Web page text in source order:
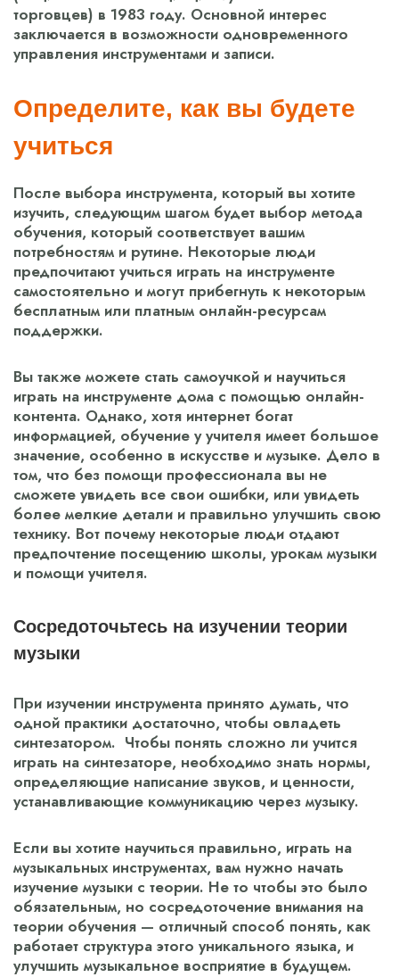
торговцев) в 1983 году. Основной интерес
заключается в возможности одновременного
управления инструментами и записи.
Определите, как вы будете
учиться
После выбора инструмента, который вы хотите
изучить, следующим шагом будет выбор метода
обучения, который соответствует вашим
потребностям и рутине. Некоторые люди
предпочитают учиться играть на инструменте
самостоятельно и могут прибегнуть к некоторым
бесплатным или платным онлайн-ресурсам
поддержки.
Вы также можете стать самоучкой и научиться
играть на инструменте дома с помощью онлайн-
контента. Однако, хотя интернет богат
информацией, обучение у учителя имеет большое
значение, особенно в искусстве и музыке. Дело в
том, что без помощи профессионала вы не
сможете увидеть все свои ошибки, или увидеть
более мелкие детали и правильно улучшить свою
технику. Вот почему некоторые люди отдают
предпочтение посещению школы, урокам музыки
и помощи учителя.
Сосредоточьтесь на изучении теории
музыки
При изучении инструмента принято думать, что
одной практики достаточно, чтобы овладеть
синтезатором. Чтобы понять сложно ли учится
играть на синтезаторе, необходимо знать нормы,
определяющие написание звуков, и ценности,
устанавливающие коммуникацию через музыку.
Если вы хотите научиться правильно, играть на
музыкальных инструментах, вам нужно начать
изучение музыки с теории. Не то чтобы это было
обязательным, но сосредоточение внимания на
теории обучения — отличный способ понять, как
работает структура этого уникального языка, и
улучшить музыкальное восприятие в будущем.